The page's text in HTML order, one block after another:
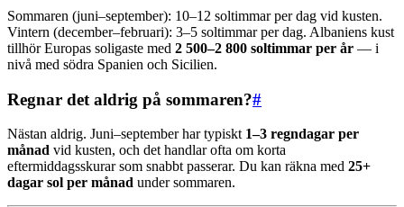
Sommaren (juni–september): 10–12 soltimmar per dag vid kusten.
Vintern (december–februari): 3–5 soltimmar per dag. Albaniens kust
tillhör Europas soligaste med 2 500–2 800 soltimmar per år — i
nivå med södra Spanien och Sicilien.
Regnar det aldrig på sommaren?#
Nästan aldrig. Juni–september har typiskt 1–3 regndagar per
månad vid kusten, och det handlar ofta om korta
eftermiddagsskurar som snabbt passerar. Du kan räkna med 25+
dagar sol per månad under sommaren.